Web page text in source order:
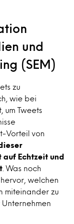
und
(SEM)
zu
wie bei
um Tweets
Vorteil von
Echtzeit und
. Was noch
welchen
miteinander zu